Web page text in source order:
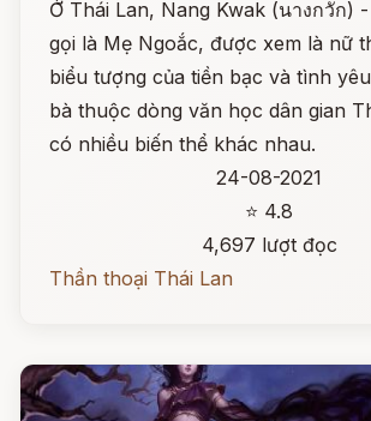
Ở Thái Lan, Nang Kwak (นางกวัก)
gọi là Mẹ Ngoắc, được xem là nữ
biểu tượng của tiền bạc và tình
bà thuộc dòng văn học dân gian
có nhiều biến thể khác nhau.
24-08-2021
⭐ 4.8
4,697 lượt đọc
Thần thoại Thái Lan